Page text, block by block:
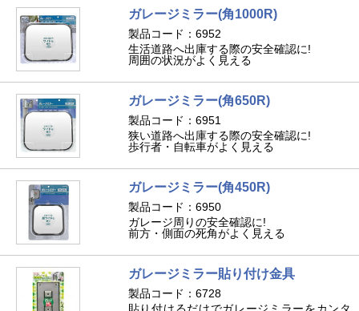
ガレージミラー(角1000R)
製品コード：6952
生活道路へ出庫する際の安全確認に!
周囲の状況がよく見える
ガレージミラー(角650R)
製品コード：6951
狭い道路へ出庫する際の安全確認に!
歩行者・自転車がよく見える
ガレージミラー(角450R)
製品コード：6950
ガレージ周りの安全確認に!
前方・側面の死角がよく見える
ガレージミラー貼り付け金具
製品コード：6728
貼り付けるだけでガレージミラーをカンタ